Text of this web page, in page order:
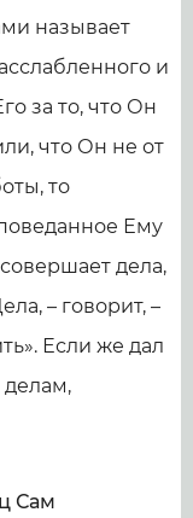
называет
и
за то, что Он
что Он не от
то
Ему
дела,
– говорит, –
Если же дал
делам,
Сам